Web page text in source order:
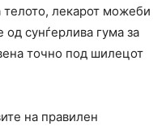
телото, лекарот можеби
сунѓерлива гума за
точно под шилецот
на правилен